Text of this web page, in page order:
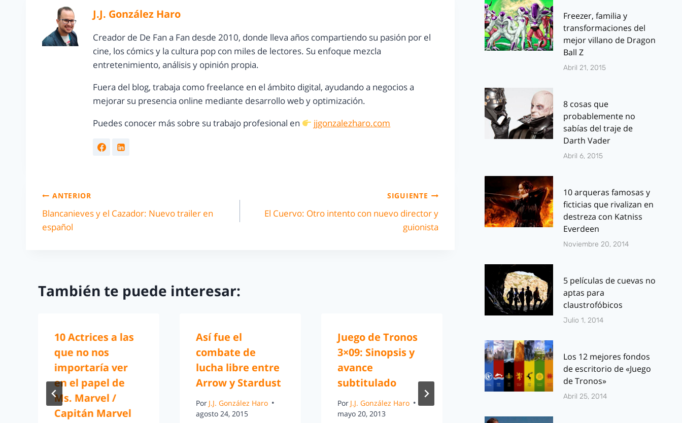
J.J. González Haro
Creador de De Fan a Fan desde 2010, donde lleva años compartiendo su pasión por el
cine, los cómics y la cultura pop con miles de lectores. Su enfoque mezcla
entretenimiento, análisis y opinión propia.
Fuera del blog, trabaja como freelance en el ámbito digital, ayudando a negocios a
mejorar su presencia online mediante desarrollo web y optimización.
Puedes conocer más sobre su trabajo profesional en
jjgonzalezharo.com
ANTERIOR
Blancanieves y el Cazador: Nuevo trailer en
español
SIGUIENTE
El Cuervo: Otro intento con nuevo director y
guionista
También te puede interesar:
10 Actrices a las
que no nos
importaría ver
en el papel de
Ms. Marvel /
Capitán Marvel
Así fue el
combate de
lucha libre entre
Arrow y Stardust
Por J.J. González Haro
agosto 24, 2015
Juego de Tronos
3×09: Sinopsis y
avance
subtitulado
Por J.J. González Haro
mayo 20, 2013
Mary Jane
conquista el
Universo Marvel:
Galería de
alternativas
sangrientas
aventuras
Freezer, familia y
transformaciones del
mejor villano de Dragon
Ball Z
Abril 21, 2015
8 cosas que
probablemente no
sabías del traje de
Darth Vader
Abril 6, 2015
10 arqueras famosas y
ficticias que rivalizan en
destreza con Katniss
Everdeen
Noviembre 20, 2014
5 películas de cuevas no
aptas para
claustrofóbicos
Julio 1, 2014
Los 12 mejores fondos
de escritorio de «Juego
de Tronos»
Abril 25, 2014